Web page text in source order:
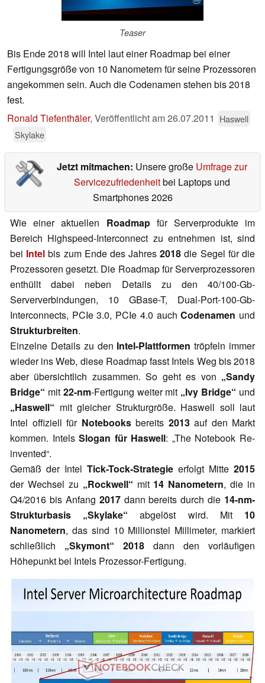
Teaser
Bis Ende 2018 will Intel laut einer Roadmap bei einer
Fertigungsgröße von 10 Nanometern für seine Prozessoren
angekommen sein. Auch die Codenamen stehen bis 2018
fest.
Ronald Tiefenthäler, Veröffentlicht am26.07.2011 Haswell
Skylake
Jetzt mitmachen: Unsere große Umfrage zur
Servicezufriedenheitbei Laptops und
Smartphones 2026
Wie einer aktuellen Roadmapfür Serverprodukte im
Bereich Highspeed-Interconnect zu entnehmen ist, sind
bei Intel bis zum Ende des Jahres2018 die Segel für die
Prozessoren gesetzt. Die Roadmap für Serverprozessoren
enthüllt dabei neben Details zu den 40/100-Gb-
Serververbindungen, 10 GBase-T, Dual-Port-100-Gb-
Interconnects, PCIe 3.0, PCIe 4.0 auchCodenamen und
Strukturbreiten.
Einzelne Details zu den Intel-Plattformen tröpfeln immer
wieder ins Web, diese Roadmap fasst Intels Weg bis 2018
aber übersichtlich zusammen. So geht es von „Sandy
Bridge“ mit 22-nm-Fertigung weiter mit „Ivy Bridge“ und
„Haswell“ mit gleicher Strukturgröße. Haswell soll laut
Intel offiziell für Notebooksbereits 2013 auf den Markt
kommen. IntelsSlogan für Haswell: „The Notebook Re-
invented“.
Gemäß der Intel Tick-Tock-Strategie erfolgt Mitte 2015
der Wechsel zu „Rockwell“ mit 14 Nanometern, die in
Q4/2016 bis Anfang 2017dann bereits durch die 14-nm-
Strukturbasis „Skylake“ abgelöst wird. Mit 10
Nanometern, das sind 10 Millionstel Millimeter, markiert
schließlich „Skymont“ 2018 dann den vorläufigen
Höhepunkt bei Intels Prozessor-Fertigung.